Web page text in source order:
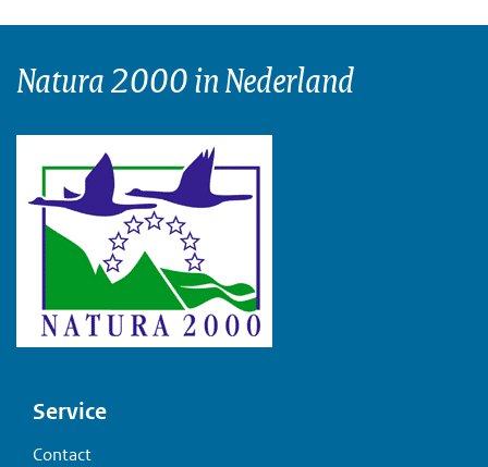
Natura 2000 in Nederland
Voet
Service
Contact